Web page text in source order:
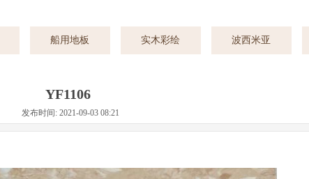
船用地板 实木彩绘 波西米亚
YF1106
发布时间: 2021-09-03 08:21